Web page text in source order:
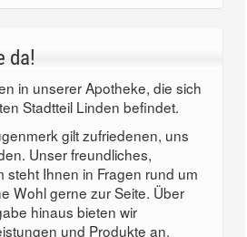
da!
in unserer Apotheke, die sich
Stadtteil Linden befindet.
gilt zufriedenen, uns
Unser freundliches,
steht Ihnen in Fragen rund um
Wohl gerne zur Seite. Über
hinaus bieten wir
und Produkte an.